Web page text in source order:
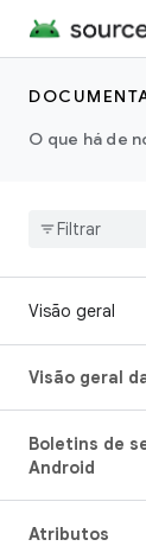
O que há de
Visão geral
Visão geral
Boletins de
Android
Atributos